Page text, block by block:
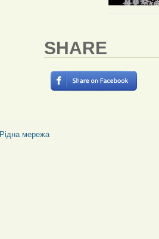
SHARE
Рідна мережа